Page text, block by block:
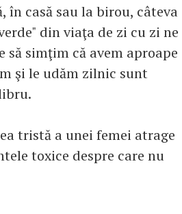
în casă sau la birou, câteva
din viaţa de zi cu zi ne
simţim că avem aproape
şi le udăm zilnic sunt
tristă a unei femei atrage
toxice despre care nu